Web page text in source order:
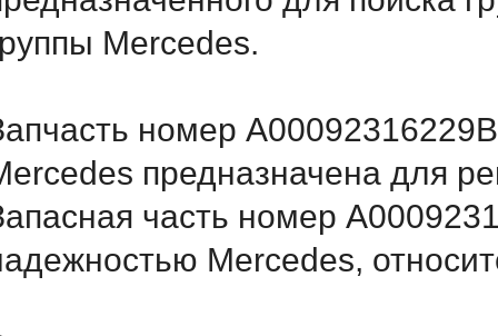
Mercedes.
номер
предназначена для
часть номер
Mercedes,